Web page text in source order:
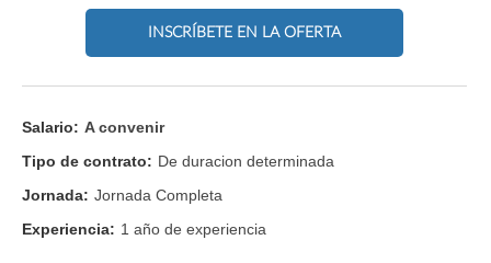
INSCRÍBETE EN LA OFERTA
Salario: A convenir
Tipo de contrato: De duracion determinada
Jornada: Jornada Completa
Experiencia: 1 año de experiencia